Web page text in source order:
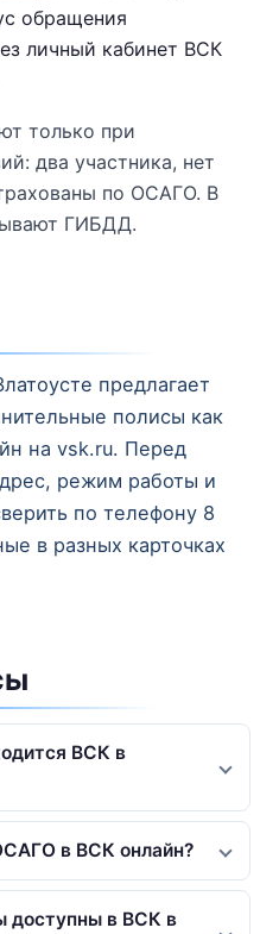
обращения
личный кабинет ВСК
только при
два участника, нет
по ОСАГО. В
ГИБДД.
предлагает
полисы как
на vsk.ru. Перед
режим работы и
по телефону 8
в разных карточках
ВСК в
в ВСК онлайн?
доступны в ВСК в